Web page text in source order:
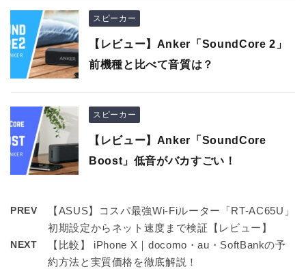
スピーカー
【レビュー】Anker「SoundCore 2」
前機種と比べて音質は？
スピーカー
【レビュー】Anker「SoundCore
Boost」低音がバカすごい！
PREV
【ASUS】コスパ最強Wi-Fiルーター「RT-AC65U」
初期設定からネット速度まで検証【レビュー】
NEXT
【比較】 iPhone X｜docomo・au・SoftBankの予
約方法と実質価格を徹底解説！